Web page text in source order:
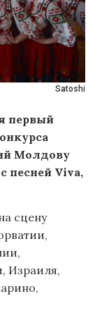
Satoshi
первый
Молдову
песней Viva,
сцену
Израиля,